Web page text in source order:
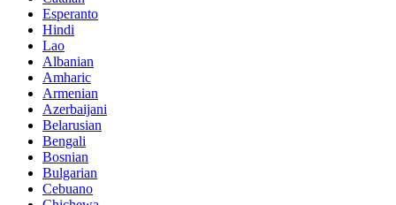
Esperanto
Hindi
Lao
Albanian
Amharic
Armenian
Azerbaijani
Belarusian
Bengali
Bosnian
Bulgarian
Cebuano